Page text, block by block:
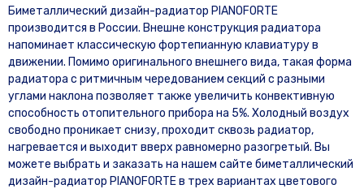
Биметаллический дизайн-радиатор PIANOFORTE
производится в России. Внешне конструкция радиатора
напоминает классическую фортепианную клавиатуру в
движении. Помимо оригинального внешнего вида, такая форма
радиатора с ритмичным чередованием секций с разными
углами наклона позволяет также увеличить конвективную
способность отопительного прибора на 5%. Холодный воздух
свободно проникает снизу, проходит сквозь радиатор,
нагревается и выходит вверх равномерно разогретый. Вы
можете выбрать и заказать на нашем сайте биметаллический
дизайн-радиатор PIANOFORTE в трех вариантах цветового